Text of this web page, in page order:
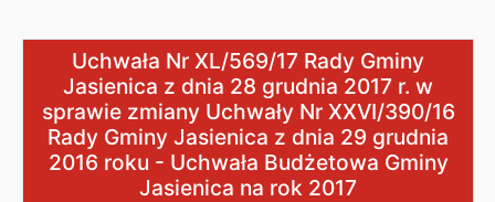
Uchwała Nr XL/569/17 Rady Gminy Jasienica z dnia
Uchwała Nr XL/569/17 Rady Gminy
Jasienica z dnia 28 grudnia 2017 r. w
sprawie zmiany Uchwały Nr XXVI/390/16
Rady Gminy Jasienica z dnia 29 grudnia
2016 roku - Uchwała Budżetowa Gminy
Jasienica na rok 2017